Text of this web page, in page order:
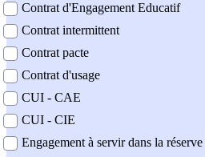
Contrat d'Engagement Educatif
Contrat intermittent
Contrat pacte
Contrat d'usage
CUI - CAE
CUI - CIE
Engagement à servir dans la réserve